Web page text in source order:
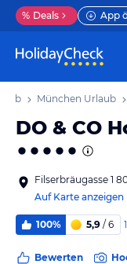
% Deals App
München Urlaub
DO & CO
Filserbräugasse 1
Auf Karte anzeigen
100% 5,9 / 6
Bewerten